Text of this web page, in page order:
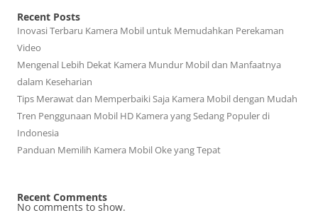
Recent Posts
Inovasi Terbaru Kamera Mobil untuk Memudahkan Perekaman
Video
Mengenal Lebih Dekat Kamera Mundur Mobil dan Manfaatnya
dalam Keseharian
Tips Merawat dan Memperbaiki Saja Kamera Mobil dengan Mudah
Tren Penggunaan Mobil HD Kamera yang Sedang Populer di
Indonesia
Panduan Memilih Kamera Mobil Oke yang Tepat
Recent Comments
No comments to show.